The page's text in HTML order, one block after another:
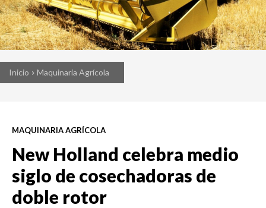
Inicio Maquinaria Agrícola
MAQUINARIA AGRÍCOLA
New Holland celebra medio
siglo de cosechadoras de
doble rotor